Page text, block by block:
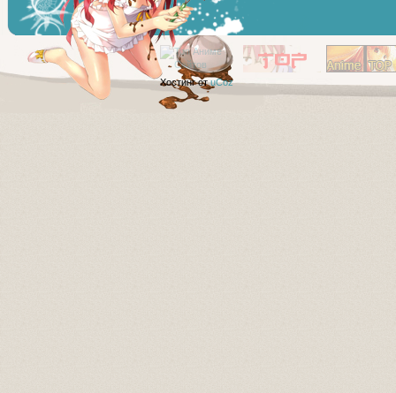
Хостинг отuCoz